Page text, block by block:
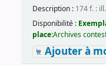
Description : 174 f. :
Disponibilité :
place:Archives
Ajouter à